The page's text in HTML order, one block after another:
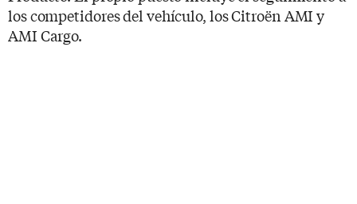
los competidores del vehículo, los Citroën AMI y
AMI Cargo.